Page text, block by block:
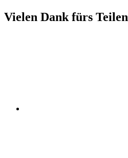
Vielen Dank fürs Teilen